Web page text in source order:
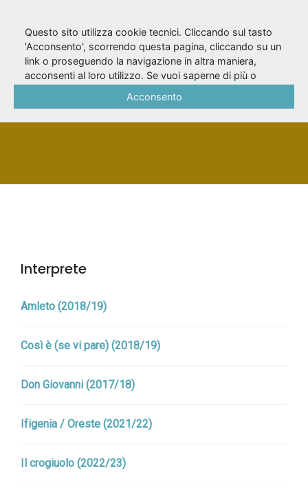
Pannelli, Nicola
PERSONA
Interprete
Amleto (2018/19)
Così è (se vi pare) (2018/19)
Don Giovanni (2017/18)
Ifigenia / Oreste (2021/22)
Il crogiuolo (2022/23)
Questo sito utilizza cookie tecnici. Cliccando sul tasto
'Acconsento', scorrendo questa pagina, cliccando su un
link o proseguendo la navigazione in altra maniera,
acconsenti al loro utilizzo. Se vuoi saperne di più o
Acconsento